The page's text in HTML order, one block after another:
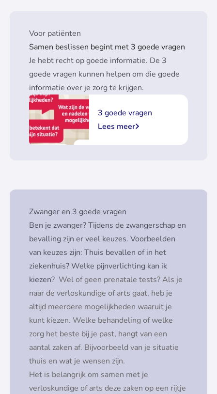
Voor patiënten
Samen beslissen begint met 3 goede vragen
Je hebt recht op goede informatie. De 3
goede vragen kunnen helpen om die goede
informatie over je zorg te krijgen.
3 goede vragen
Lees meer
Zwanger en 3 goede vragen
Ben je zwanger? Tijdens de zwangerschap en
bevalling zijn er veel keuzes. Voorbeelden
van keuzes zijn: Thuis bevallen of in het
ziekenhuis? Welke pijnverlichting kan ik
kiezen? Wel of geen prenatale tests? Als je
naar de verloskundige of arts gaat, heb je
altijd meerdere mogelijkheden waaruit je
kunt kiezen. Welke behandeling of welke
zorg het beste bij je past, hangt van een
aantal zaken af. Bijvoorbeeld van je situatie
thuis en wat je wensen zijn.
Het is belangrijk om samen met je
verloskundige of arts deze zaken op een rijtje